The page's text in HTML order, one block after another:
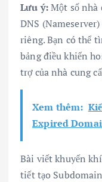
Lưu ý:Một số nhà
DNS
riêng. Bạn có thể
bảng điều khiển
trợ của nhà cung
Xem thêm:
Expired
Bài viết khuyến
tiết tạo